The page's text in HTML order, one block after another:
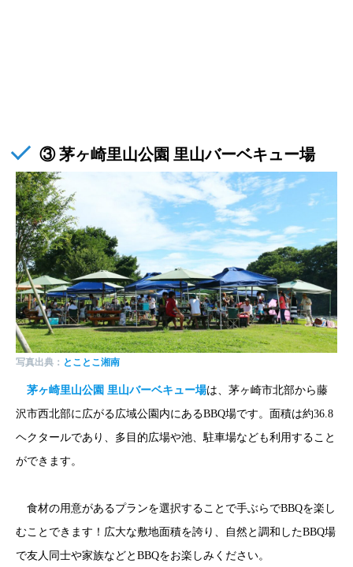
③ 茅ヶ崎里山公園 里山バーベキュー場
写真出典： とことこ湘南
茅ヶ崎里山公園 里山バーベキュー場は、茅ヶ崎市北部から藤
沢市西北部に広がる広域公園内にあるBBQ場です。面積は約36.8
ヘクタールであり、多目的広場や池、駐車場なども利用すること
ができます。
食材の用意があるプランを選択することで手ぶらでBBQを楽し
むことできます！広大な敷地面積を誇り、自然と調和したBBQ場
で友人同士や家族などとBBQをお楽しみください。